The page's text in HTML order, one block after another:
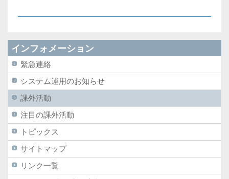
インフォメーション
緊急連絡
システム運用のお知らせ
課外活動
注目の課外活動
トピックス
サイトマップ
リンク一覧